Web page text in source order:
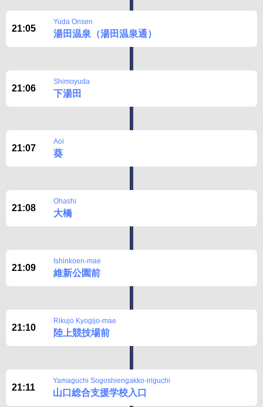
21:05
Yuda Onsen
湯田温泉（湯田温泉通）
21:06
Shimoyuda
下湯田
21:07
Aoi
葵
21:08
Ohashi
大橋
21:09
Ishinkoen-mae
維新公園前
21:10
Rikujo Kyogijo-mae
陸上競技場前
21:11
Yamaguchi Sogoshiengakko-iriguchi
山口総合支援学校入口